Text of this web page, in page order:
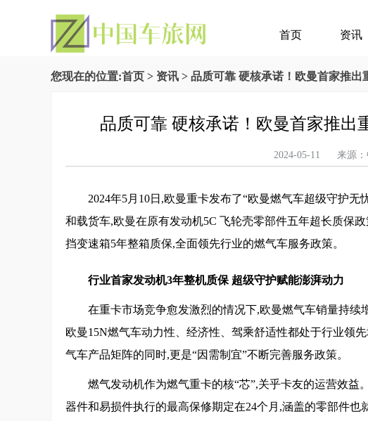
首页 资讯
您现在的位置:首页 > 资讯 > 品质可靠 硬核承诺！欧曼首家推
品质可靠 硬核承诺！欧曼首家推出
2024-05-11 来源
2024年5月10日,欧曼重卡发布了“欧曼燃气车超级守护
和载货车,欧曼在原有发动机5C 飞轮壳零部件五年超长质保
挡变速箱5年整箱质保,全面领先行业的燃气车服务政策。
行业首家发动机3年整机质保 超级守护赋能澎湃动力
在重卡市场竞争愈发激烈的情况下,欧曼燃气车销量持
欧曼15N燃气车动力性、经济性、驾乘舒适性都处于行业领
气车产品矩阵的同时,更是“因需制宜”不断完善服务政策。
燃气发动机作为燃气重卡的核“芯”,关乎卡友的运营效
器件和易损件执行的最高保修期定在24个月,涵盖的零部件